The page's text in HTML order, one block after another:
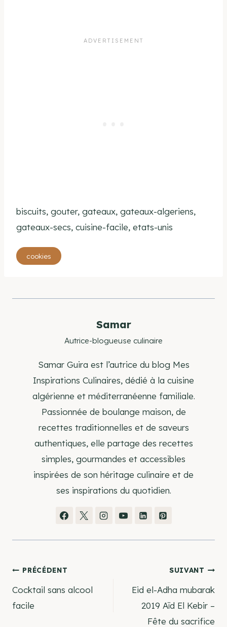
biscuits, gouter, gateaux, gateaux-algeriens,
gateaux-secs, cuisine-facile, etats-unis
Étiquettes
de
publication :
cookies
Samar
Autrice-blogueuse culinaire
Samar Guira est l’autrice du blog Mes
Inspirations Culinaires, dédié à la cuisine
algérienne et méditerranéenne familiale.
Passionnée de boulange maison, de
recettes traditionnelles et de saveurs
authentiques, elle partage des recettes
simples, gourmandes et accessibles
inspirées de son héritage culinaire et de
ses inspirations du quotidien.
Navigation
de
PRÉCÉDENT
Cocktail sans alcool
facile
SUIVANT
Eid el-Adha mubarak
2019 Aïd El Kebir –
Fête du sacrifice